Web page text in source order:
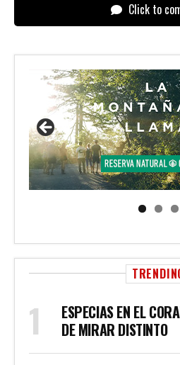
Click to
ESPECIAS EN EL
DE MIRAR DISTINTO